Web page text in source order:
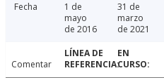
Fecha
1 de
mayo
de 2016
31 de
marzo
de 2021
Comentar